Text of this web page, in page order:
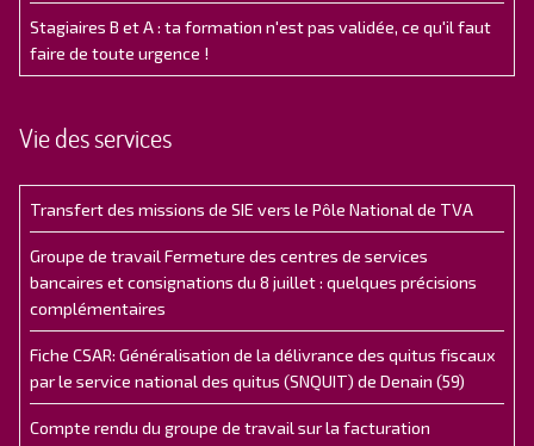
Stagiaires B et A : ta formation n'est pas validée, ce qu'il faut
faire de toute urgence !
Vie des services
Transfert des missions de SIE vers le Pôle National de TVA
Groupe de travail Fermeture des centres de services
bancaires et consignations du 8 juillet : quelques précisions
complémentaires
Fiche CSAR: Généralisation de la délivrance des quitus fiscaux
par le service national des quitus (SNQUIT) de Denain (59)
Compte rendu du groupe de travail sur la facturation